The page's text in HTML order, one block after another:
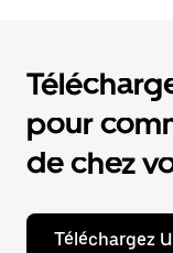
pour
de chez
Téléchargez